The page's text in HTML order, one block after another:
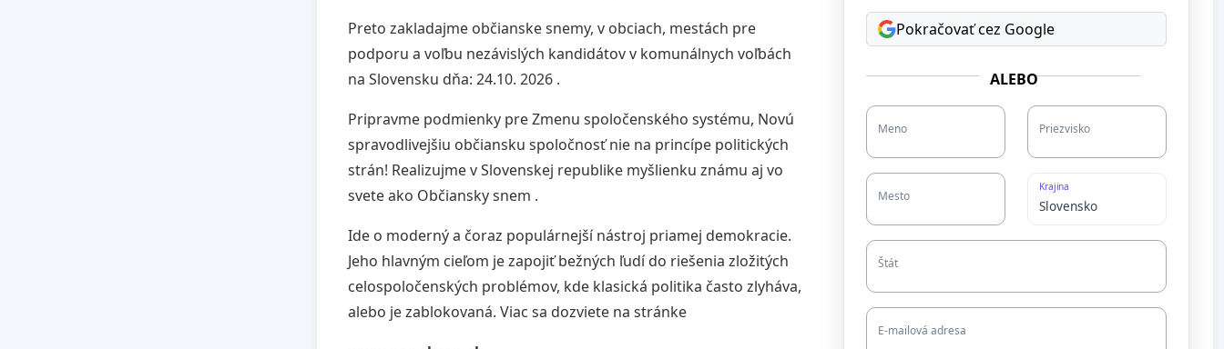
Preto zakladajme občianske snemy, v obciach, mestách pre
podporu a voľbu nezávislých kandidátov v komunálnych voľbách
na Slovensku dňa: 24.10. 2026 .
Pripravme podmienky pre Zmenu spoločenského systému, Novú
spravodlivejšiu občiansku spoločnosť nie na princípe politických
strán! Realizujme v Slovenskej republike myšlienku známu aj vo
svete ako Občiansky snem .
Ide o moderný a čoraz populárnejší nástroj priamej demokracie.
Jeho hlavným cieľom je zapojiť bežných ľudí do riešenia zložitých
celospoločenských problémov, kde klasická politika často zlyháva,
alebo je zablokovaná. Viac sa dozviete na stránke
Pokračovať cez Google
ALEBO
Meno Priezvisko
Mesto
Krajina
Štát
E-mailová adresa